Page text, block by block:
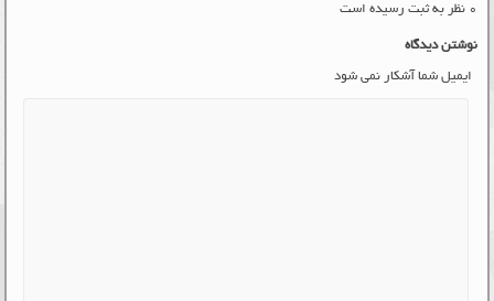
۰ نظر به ثبت رسیده است
نوشتن دیدگاه
ایمیل شما آشکار نمی شود